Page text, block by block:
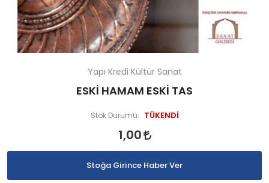
Yapı Kredi Kültür Sanat
ESKİ HAMAM ESKİ TAS
Stok Durumu: TÜKENDİ
1,00
Stoğa Girince Haber Ver